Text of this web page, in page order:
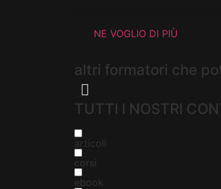
NE VOGLIO DI PIÙ
altri formatori che
TUTTI I NOSTRI
articoli
corsi
ebook